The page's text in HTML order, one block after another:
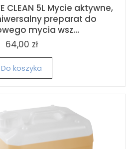
CLEAN 5L Mycie aktywne,
preparat do
mycia wsz...
64,00 zł
Do koszyka